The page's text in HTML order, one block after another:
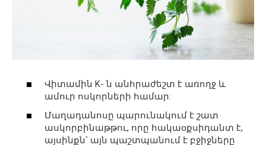
Վիտամին K- ն անհրաժեշտ է առողջ և
ամուր ոսկորների համար:
Մաղադանոսը պարունակում է շատ
ասկորբինաթթու, որը հակաօքսիդանտ է,
այսինքն՝ այն պաշտպանում է բջիջները